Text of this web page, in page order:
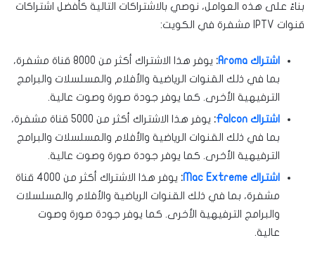
بناءً على هذه العوامل، نوصي بالاشتراكات التالية كأفضل اشتراكات
قنوات IPTV مشفرة في الكويت:
اشتراك Aroma :
يوفر هذا الاشتراك أكثر من 8000 قناة مشفرة،
بما في ذلك القنوات الرياضية والأفلام والمسلسلات والبرامج
الترفيهية الأخرى. كما يوفر جودة صورة وصوت عالية.
اشتراك Falcon
:
يوفر هذا الاشتراك أكثر من 5000 قناة مشفرة،
بما في ذلك القنوات الرياضية والأفلام والمسلسلات والبرامج
الترفيهية الأخرى. كما يوفر جودة صورة وصوت عالية.
اشتراك Mac Extreme
:
يوفر هذا الاشتراك أكثر من 4000 قناة
مشفرة، بما في ذلك القنوات الرياضية والأفلام والمسلسلات
والبرامج الترفيهية الأخرى. كما يوفر جودة صورة وصوت
عالية.